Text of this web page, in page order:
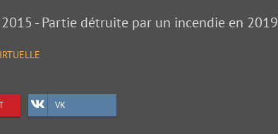
- Partie détruite par un incendie en 2019
VK